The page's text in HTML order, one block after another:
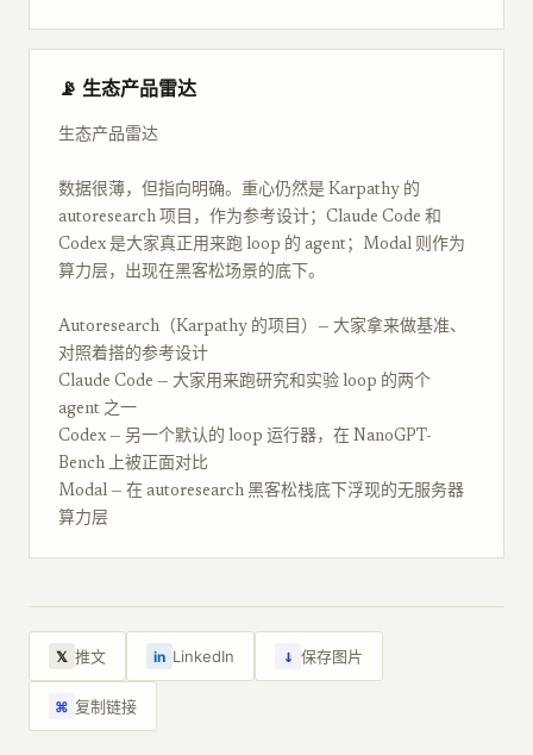
📡 生态产品雷达
生态产品雷达
数据很薄，但指向明确。重心仍然是 Karpathy 的
autoresearch 项目，作为参考设计；Claude Code 和
Codex 是大家真正用来跑 loop 的 agent；Modal 则作为
算力层，出现在黑客松场景的底下。
Autoresearch（Karpathy 的项目）— 大家拿来做基准、
对照着搭的参考设计
Claude Code — 大家用来跑研究和实验 loop 的两个
agent 之一
Codex — 另一个默认的 loop 运行器，在 NanoGPT-
Bench 上被正面对比
Modal — 在 autoresearch 黑客松栈底下浮现的无服务器
算力层
𝕏 推文 in LinkedIn ↓ 保存图片
⌘ 复制链接